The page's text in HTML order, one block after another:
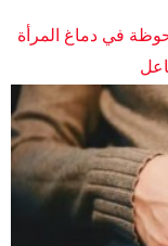
في دماغ المرأة